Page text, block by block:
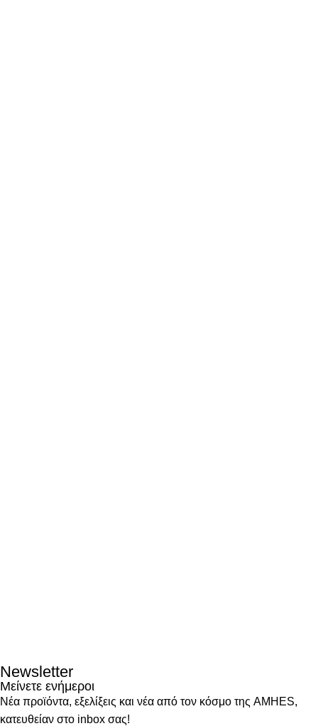
Newsletter
Μείνετε ενήμεροι
Νέα προϊόντα, εξελίξεις και νέα από τον κόσμο της AMHES,
κατευθείαν στο inbox σας!